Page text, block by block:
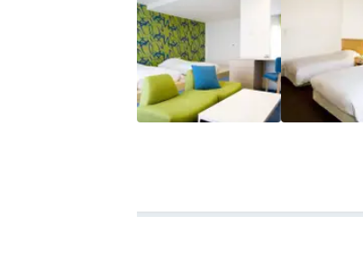
部屋から富士山が見えて綺麗でした。